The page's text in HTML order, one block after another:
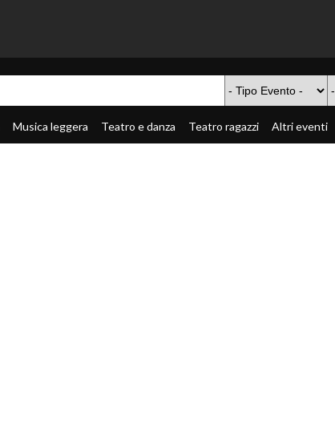
Musica leggera Teatro e danza Teatro ragazzi Altri eventi